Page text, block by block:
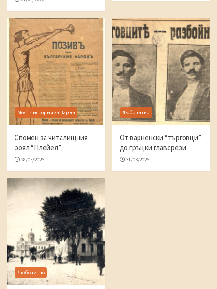
Моята история за Варна
Спомен за читалищния
роял “Плейел”
28/05/2026
Любопитно
От варненски “търговци”
до гръцки главорези
31/03/2026
Любопитно